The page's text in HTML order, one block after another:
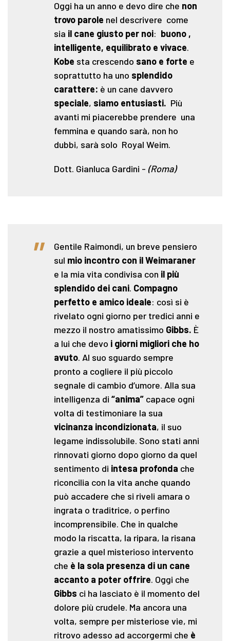
Oggi ha un anno e devo dire che non
trovo parole nel descrivere come
sia il cane giusto per noi: buono ,
intelligente, equilibrato e vivace.
Kobe sta crescendo sano e forte e
soprattutto ha uno splendido
carattere: è un cane davvero
speciale, siamo entusiasti. Più
avanti mi piacerebbe prendere una
femmina e quando sarà, non ho
dubbi, sarà solo Royal Weim.
Dott. Gianluca Gardini - (Roma)
"
Gentile Raimondi, un breve pensiero
sul mio incontro con il Weimaraner
e la mia vita condivisa con il più
splendido dei cani. Compagno
perfetto e amico ideale: così si è
rivelato ogni giorno per tredici anni e
mezzo il nostro amatissimo Gibbs. È
a lui che devo i giorni migliori che ho
avuto. Al suo sguardo sempre
pronto a cogliere il più piccolo
segnale di cambio d’umore. Alla sua
intelligenza di “anima” capace ogni
volta di testimoniare la sua
vicinanza incondizionata, il suo
legame indissolubile. Sono stati anni
rinnovati giorno dopo giorno da quel
sentimento di intesa profonda che
riconcilia con la vita anche quando
può accadere che si riveli amara o
ingrata o traditrice, o perfino
incomprensibile. Che in qualche
modo la riscatta, la ripara, la risana
grazie a quel misterioso intervento
che è la sola presenza di un cane
accanto a poter offrire. Oggi che
Gibbs ci ha lasciato è il momento del
dolore più crudele. Ma ancora una
volta, sempre per misteriose vie, mi
ritrovo adesso ad accorgermi che è